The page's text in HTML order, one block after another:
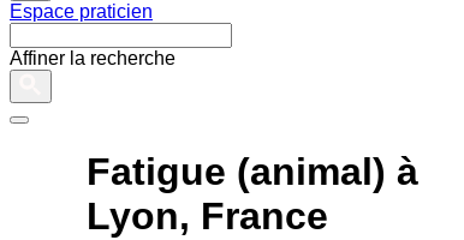
Espace praticien
Affiner la recherche
Fatigue (animal) à
Lyon, France